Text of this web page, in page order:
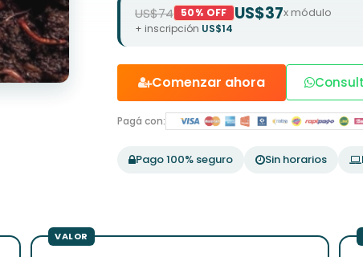
US$74 50% OFF US$37x módulo
+ inscripción US$14
Comenzar ahora
Pagá con:
Pago 100% seguro Sin horarios